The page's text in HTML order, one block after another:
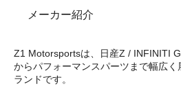
メーカー紹介
Z1 Motorsportsは、日産Z / INFINITI
からパフォーマンスパーツまで幅広
ランドです。